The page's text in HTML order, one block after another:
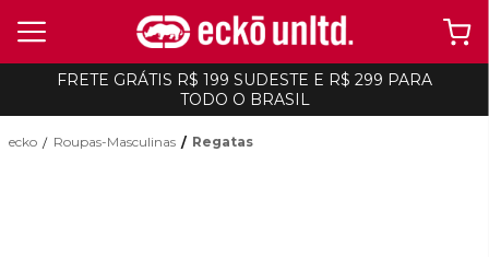
FRETE GRÁTIS R$ 199 SUDESTE E R$ 299 PARA
TODO O BRASIL
ecko Roupas-Masculinas Regatas